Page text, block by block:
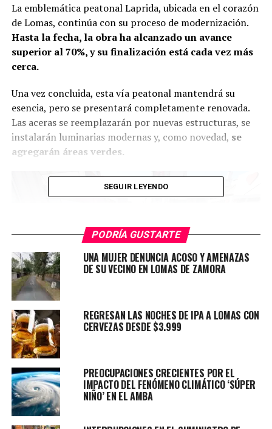
La emblemática peatonal Laprida, ubicada en el corazón
de Lomas, continúa con su proceso de modernización.
Hasta la fecha, la obra ha alcanzado un avance
superior al 70%, y su finalización está cada vez más
cerca.
Una vez concluida, esta vía peatonal mantendrá su
esencia, pero se presentará completamente renovada.
Las aceras se reemplazarán por nuevas estructuras, se
instalarán luminarias modernas y, como novedad, se
agregarán áreas verdes.
LA OBRA EN PROGRESO
Históricamente, la peatonal ha simbolizado el
avance y la urbanización de Lomas, aunque carecía
de espacios verdes. Por ello, el actual plan de
renovación se presenta como una propuesta integral y
SEGUIR LEYENDO
PODRÍA GUSTARTE
UNA MUJER DENUNCIA ACOSO Y AMENAZAS
DE SU VECINO EN LOMAS DE ZAMORA
REGRESAN LAS NOCHES DE IPA A LOMAS CON
CERVEZAS DESDE $3.999
PREOCUPACIONES CRECIENTES POR EL
IMPACTO DEL FENÓMENO CLIMÁTICO ‘SÚPER
NIÑO’ EN EL AMBA